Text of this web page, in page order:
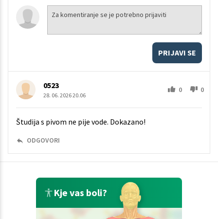
PRIJAVI SE
0523
28. 06. 2026 20.06
0 0
Študija s pivom ne pije vode. Dokazano!
ODGOVORI
Kje vas boli?